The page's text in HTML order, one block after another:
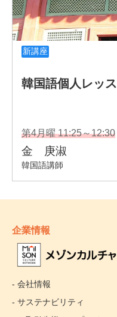
企業情報
- 会社情報
- サステナビリティ